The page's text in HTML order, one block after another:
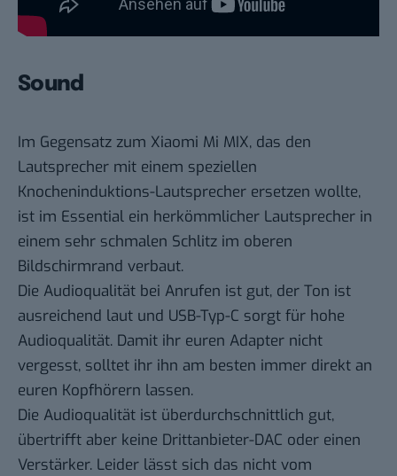
Sound
Im Gegensatz zum Xiaomi Mi MIX, das den
Lautsprecher mit einem speziellen
Knocheninduktions-Lautsprecher ersetzen wollte,
ist im Essential ein herkömmlicher Lautsprecher in
einem sehr schmalen Schlitz im oberen
Bildschirmrand verbaut.
Die Audioqualität bei Anrufen ist gut, der Ton ist
ausreichend laut und USB-Typ-C sorgt für hohe
Audioqualität. Damit ihr euren Adapter nicht
vergesst, solltet ihr ihn am besten immer direkt an
euren Kopfhörern lassen.
Die Audioqualität ist überdurchschnittlich gut,
übertrifft aber keine Drittanbieter-DAC oder einen
Verstärker. Leider lässt sich das nicht vom